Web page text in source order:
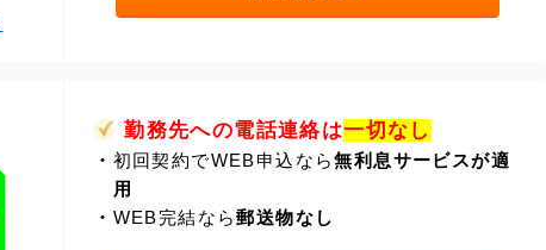
勤務先への電話連絡は一切なし
・ 初回契約でWEB申込なら無利息サービスが適
用
・ WEB完結なら郵送物なし